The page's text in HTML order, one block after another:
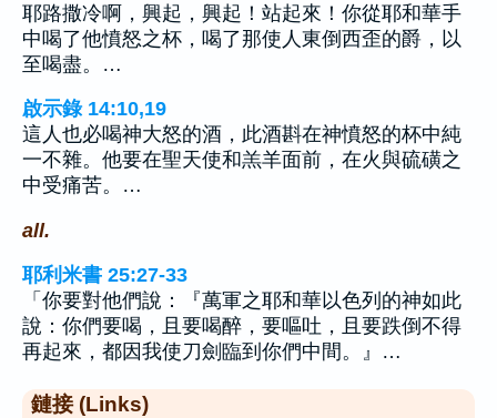
耶路撒冷啊，興起，興起！站起來！你從耶和華手
中喝了他憤怒之杯，喝了那使人東倒西歪的爵，以
至喝盡。…
啟示錄 14:10,19
這人也必喝神大怒的酒，此酒斟在神憤怒的杯中純
一不雜。他要在聖天使和羔羊面前，在火與硫磺之
中受痛苦。…
all.
耶利米書 25:27-33
「你要對他們說：『萬軍之耶和華以色列的神如此
說：你們要喝，且要喝醉，要嘔吐，且要跌倒不得
再起來，都因我使刀劍臨到你們中間。』…
鏈接 (Links)